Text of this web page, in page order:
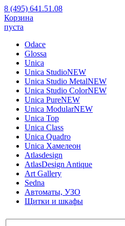
8 (495) 641.51.08
Корзина
пуста
Odace
Glossa
Unica
Unica StudioNEW
Unica Studio MetalNEW
Unica Studio ColorNEW
Unica PureNEW
Unica ModularNEW
Unica Top
Unica Class
Unica Quadro
Unica Хамелеон
Atlasdesign
AtlasDesign Antique
Art Gallery
Sedna
Автоматы, УЗО
Щитки и шкафы